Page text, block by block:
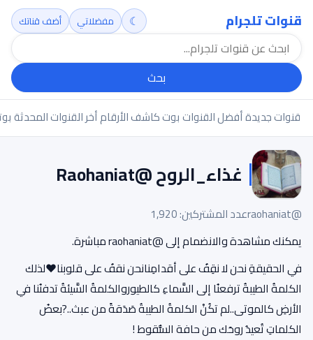
قنوات تلجرام
بحث
☾ مفضلاتي أضف قناتك
قنوات جديدةأفضل القنواتبوت كاشف الأرقامأخر القنوات المحدثة
غذاء_الروح @Raohaniat
@raohaniat
عدد المشتركين: 1,920
يمكنك مشاهدة والانضمام إلى @raohaniat مباشرة.
في الحقيقةِ نحن لا نقِفُ على أقدامِنانحن نقفُ على قلوبنا❤️لذلك
الكلمةُ الطيبةُ ترفعنُا إلى السَّماءِ كالطيوروالكلمةُ السَّيئةُ تدفنُنا في
الأرضِ كالموتى..لم تكُنْ الكلمةُ الطيبةُ صَدَقةً من عبث..?بعضُ
الكلماتِ تُعيدُ روحَك من حافة السُّقوط !‎